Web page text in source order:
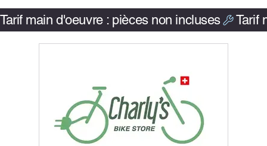
Tarif main d'oeuvre : pièces non incluses